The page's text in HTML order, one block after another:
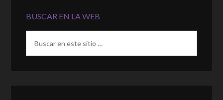
BUSCAR EN LA WEB